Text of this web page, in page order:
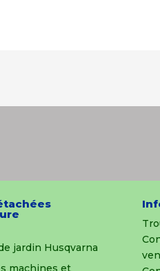
jardin Husqvarna
machines et